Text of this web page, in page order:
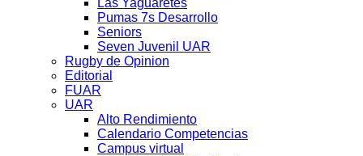
Las Yaguaretés
Pumas 7s Desarrollo
Seniors
Seven Juvenil UAR
Rugby de Opinion
Editorial
FUAR
UAR
Alto Rendimiento
Calendario Competencias
Campus virtual